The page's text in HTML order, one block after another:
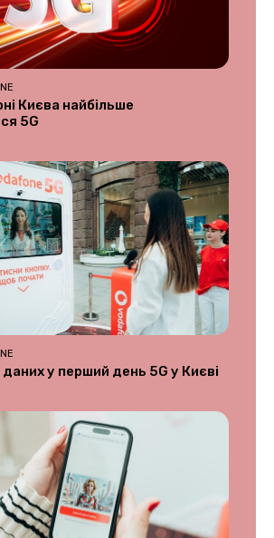
Києва найбільше
5G
у перший день 5G у Києві